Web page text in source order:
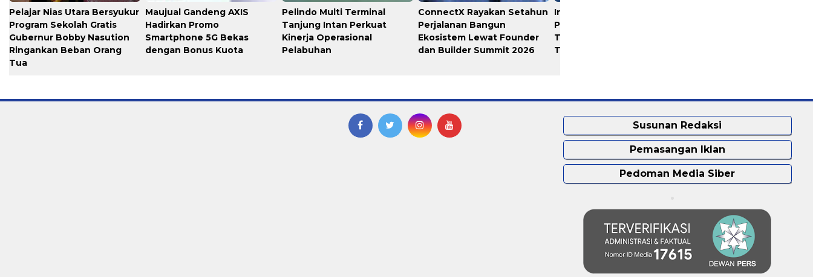
Pelajar Nias Utara Bersyukur
Program Sekolah Gratis
Gubernur Bobby Nasution
Ringankan Beban Orang
Tua
Maujual Gandeng AXIS
Hadirkan Promo
Smartphone 5G Bekas
dengan Bonus Kuota
Pelindo Multi Terminal
Tanjung Intan Perkuat
Kinerja Operasional
Pelabuhan
ConnectX Rayakan Setahun
Perjalanan Bangun
Ekosistem Lewat Founder
dan Builder Summit 2026
Industri Akuakultur
Pakistan hingga Timur
Tengah Terapkan Solusi
Terlengkap dari Indonesia
Susunan Redaksi
Pemasangan Iklan
Pedoman Media Siber